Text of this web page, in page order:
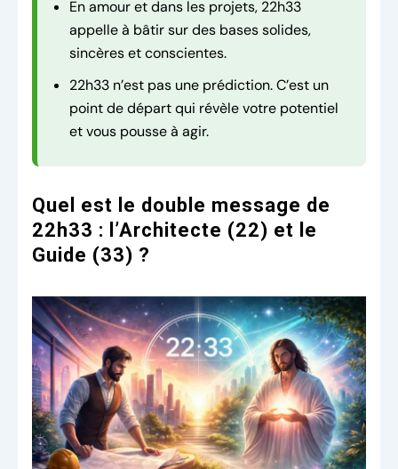
En amour et dans les projets, 22h33
appelle à bâtir sur des bases solides,
sincères et conscientes.
22h33 n’est pas une prédiction. C’est un
point de départ qui révèle votre potentiel
et vous pousse à agir.
Quel est le double message de
22h33 : l’Architecte (22) et le
Guide (33) ?